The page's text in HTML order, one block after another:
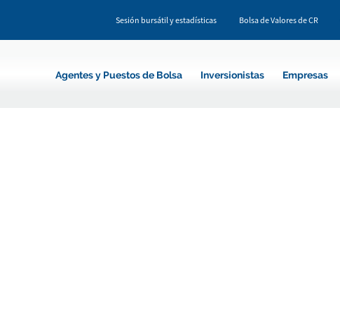
Sesión bursátil y estadísticas Bolsa de Valores de CR
Agentes y Puestos de Bolsa Inversionistas Empresas